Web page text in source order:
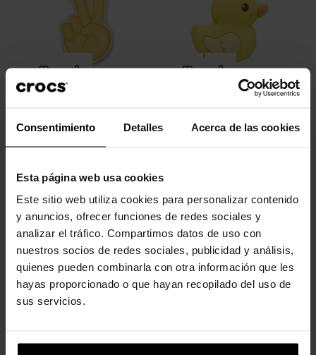
Consentimiento Detalles Acerca de las cookies
Esta página web usa cookies
Este sitio web utiliza cookies para personalizar contenido
y anuncios, ofrecer funciones de redes sociales y
analizar el tráfico. Compartimos datos de uso con
nuestros socios de redes sociales, publicidad y análisis,
quienes pueden combinarla con otra información que les
hayas proporcionado o que hayan recopilado del uso de
sus servicios.
4,99 € 3,99 € 4,99 € 3,99 €
-20%
Star Wars